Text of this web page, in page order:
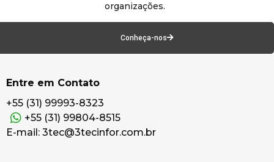
organizações.
Conheça-nos
Entre em Contato
+55 (31) 99993-8323
+55 (31) 99804-8515
E-mail: 3tec@3tecinfor.com.br